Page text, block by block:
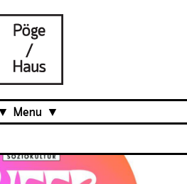
Menu
Projects